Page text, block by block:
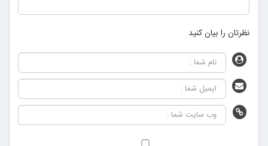
نظرتان را بیان کنید